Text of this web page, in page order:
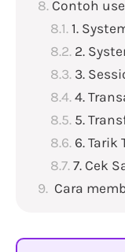
Contoh
1.
2.
3.
4.
5.
6. Tarik
7. Cek
Cara